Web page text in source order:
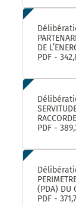
CAPITAL
DE
PDF -
EAUX
AVENUE
PDF -
(PDA) DU
PDF -